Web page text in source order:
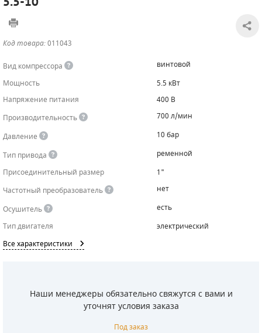
Код товара:011043
Вид компрессора
винтовой
Мощность
5.5 кВт
Напряжение питания
400 В
Производительность
700 л/мин
Давление
10 бар
Тип привода
ременной
Присоединительный размер
1"
Частотный преобразователь
нет
Осушитель
есть
Тип двигателя
электрический
Все характеристики
Наши менеджеры обязательно свяжутся с вами и
уточнят условия заказа
Под заказ
САДОВАЯ ТЕХНИКА
ЧИЛЛЕРЫ
КАНАЛИЗАЦИОННЫЕ НАСОСЫ
БЕНЗИНОВЫЕ МОТОПОМПЫ
ТАЛИ И ТЕЛЬФЕРЫ
ОСВЕТИТЕЛЬНЫЕ МАЧТЫ
КОНТРОЛЛЕРЫ (БЛОКИ УПРАВЛЕНИЯ)
ПРЕДОХРАНИТЕЛЬНЫЕ КЛАПАНЫ
ОБРАТНЫЕ КЛАПАНЫ
РЕЛЕ ДАВЛЕНИЯ ДЛЯ ДЛЯ КОМПРЕССОРОВ
ДАТЧИКИ
РУКАВА ВЫСОКОГО ДАВЛЕНИЯ (РВД)
ЗАПЧАСТИ ДЛЯ ВИНТОВЫХ КОМПРЕССОРОВ
ФИЛЬТРОВ